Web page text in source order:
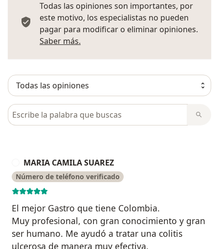
Todas las opiniones son importantes, por
este motivo, los especialistas no pueden
pagar para modificar o eliminar opiniones.
Saber más.
Busca en opiniones
MARIA CAMILA SUAREZ
Número de teléfono verificado
El mejor Gastro que tiene Colombia.
Muy profesional, con gran conocimiento y gran
ser humano. Me ayudó a tratar una colitis
ulcerosa de manera muy efectiva.